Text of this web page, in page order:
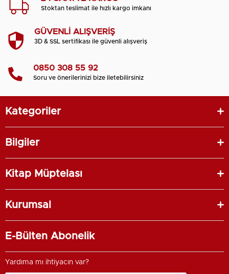
Stoktan teslimat ile hızlı kargo imkanı
GÜVENLİ ALIŞVERİŞ
3D & SSL sertifikası ile güvenli alışveriş
0850 308 55 92
Soru ve önerilerinizi bize iletebilirsiniz
Kategoriler
Bilgiler
Kitap Müptelası
Kurumsal
E-Bülten Abonelik
Yardıma mı ihtiyacın var?